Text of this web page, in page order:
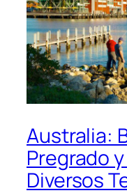
Australia:
Pregrado
Diversos